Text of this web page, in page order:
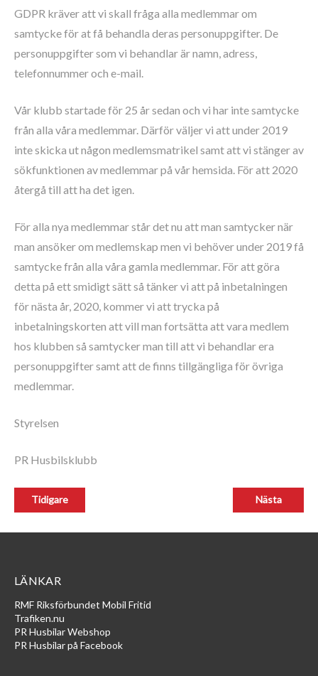
GDPR kräver att vi skall fråga alla medlemmar om
samtycke för at få behandla deras personuppgifter. De
personuppgifter som vi behandlar är namn, adress,
telefonnummer och e-mail.
Vår klubb startade för 25 år sedan och vi har inte samtycke
från alla våra medlemmar. Därför väljer vi att under 2019
inte skicka ut någon medlemsmatrikel samt att vi stänger av
sökfunktionen av medlemmar på vår hemsida. För att 2020
återgå till att ha det igen.
För alla nya medlemmar står det nu att man samtycker när
man ansöker om medlemskap men vi behöver under 2019 få
samtycke från alla våra gamla medlemmar. För att göra
detta på ett smidigt sätt så tänker vi att på inbetalningen
för nästa år, 2020, kommer vi att trycka på
inbetalningskorten att vill man fortsätta att vara medlem
hos klubben så samtycker man till att vi behandlar era
personuppgifter samt att de finns tillgängliga för övriga
medlemmar.
Styrelsen
PR Husbilsklubb
LÄNKAR
RMF Riksförbundet Mobil Fritid
Trafiken.nu
PR Husbilar Webshop
PR Husbilar på Facebook